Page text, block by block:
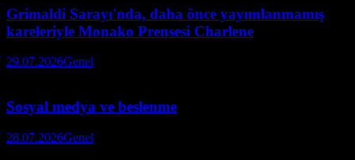
Grimaldi Sarayı'nda, daha önce yayımlanmamış
kareleriyle Monako Prensesi Charlene
29.07.2026Genel
Sosyal medya ve beslenme
28.07.2026Genel